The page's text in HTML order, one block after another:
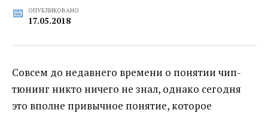
ОПУБЛИКОВАНО
17.05.2018
Совсем до недавнего времени о понятии чип-
тюнинг никто ничего не знал, однако сегодня
это вполне привычное понятие, которое